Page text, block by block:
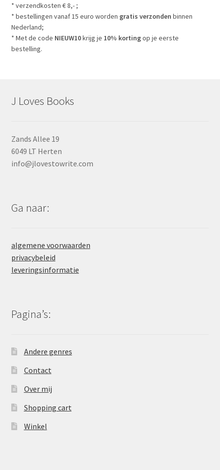
* verzendkosten € 8,- ;
* bestellingen vanaf 15 euro worden gratis verzonden binnen
Nederland;
* Met de code NIEUW10krijg je 10% kortingop je eerste
bestelling.
J Loves Books
Zands Allee 19
6049 LT Herten
info@jlovestowrite.com
Ga naar:
algemene voorwaarden
privacybeleid
leveringsinformatie
Pagina’s:
Andere genres
Contact
Over mij
Shopping cart
Winkel